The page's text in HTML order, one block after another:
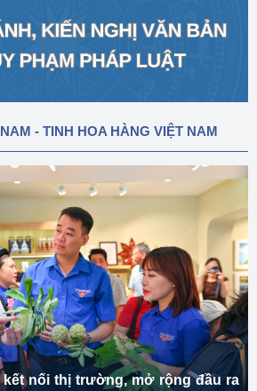
- TINH HOA HÀNG VIỆT NAM
nối thị trường, mở rộng đầu ra